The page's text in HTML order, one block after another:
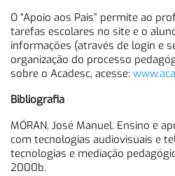
O “Apoio aos Pais” permite ao
tarefas escolares no site e o
informações (através de login e
organização do processo
sobre o Acadesc, acesse:
Bibliografia
MÓRAN, José Manuel. Ensino e
com tecnologias audiovisuais e
tecnologias e mediação
2000b.